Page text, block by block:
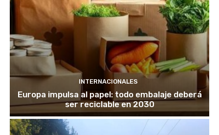
INTERNACIONALES
Europa impulsa al papel: todo embalaje deberá
ser reciclable en 2030